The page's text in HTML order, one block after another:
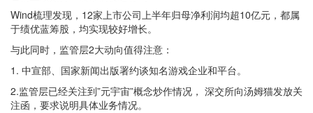
Wind梳理发现，12家上市公司上半年归母净利润均超10亿元，都属
于绩优蓝筹股，均实现较好增长。
与此同时，监管层2大动向值得注意：
1. 中宣部、国家新闻出版署约谈知名游戏企业和平台。
2.监管层已经关注到”元宇宙”概念炒作情况， 深交所向汤姆猫发放关
注函，要求说明具体业务情况。